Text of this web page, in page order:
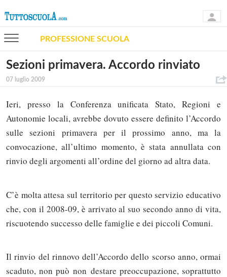
PROFESSIONE SCUOLA
Sezioni primavera. Accordo rinviato
07 luglio 2009
Ieri, presso la Conferenza unificata Stato, Regioni e
Autonomie locali, avrebbe dovuto essere definito l’Accordo
sulle sezioni primavera per il prossimo anno, ma la
convocazione, all’ultimo momento, è stata annullata con
rinvio degli argomenti all’ordine del giorno ad altra data.
C’è molta attesa sul territorio per questo servizio educativo
che, con il 2008-09, è arrivato al suo secondo anno di vita,
riscuotendo successo delle famiglie e dei piccoli Comuni.
Il rinvio del rinnovo dell’Accordo dello scorso anno, ormai
scaduto, non può non destare preoccupazione, soprattutto